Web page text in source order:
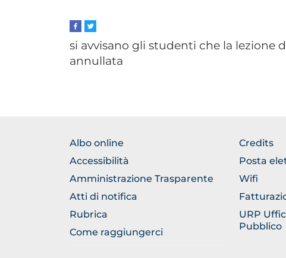
si avvisano gli studenti che la lezione
annullata
FOOTER
NORMATIVA
Albo online
Accessibilità
Amministrazione Trasparente
Atti di notifica
Rubrica
Come raggiungerci
FOOTER
Credits
Posta
Wifi
URP
Pubblico